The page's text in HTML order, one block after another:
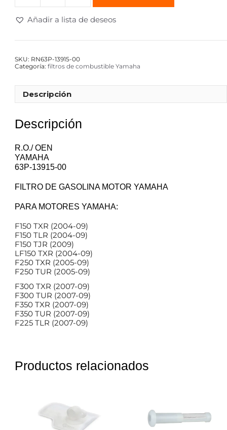
Añadir a lista de deseos
SKU: RN63P-13915-00
Categoría: filtros de combustible Yamaha
Descripción
Descripción
R.O./ OEN
YAMAHA
63P-13915-00
FILTRO DE GASOLINA MOTOR YAMAHA
PARA MOTORES YAMAHA:
F150 TXR (2004-09)
F150 TLR (2004-09)
F150 TJR (2009)
LF150 TXR (2004-09)
F250 TXR (2005-09)
F250 TUR (2005-09)
F300 TXR (2007-09)
F300 TUR (2007-09)
F350 TXR (2007-09)
F350 TUR (2007-09)
F225 TLR (2007-09)
Productos relacionados